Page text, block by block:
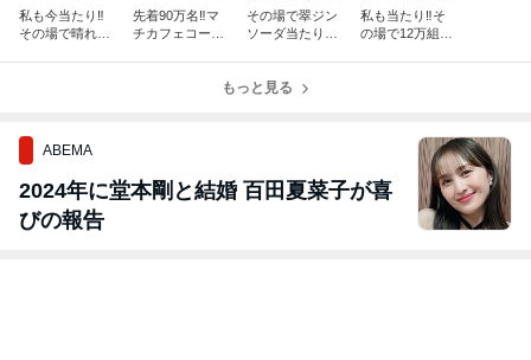
私も今当たり‼︎
その場で晴れ風
先着90万名‼︎マ
チカフェコーヒ
その場で翠ジン
ソーダ当たりま
私も当たり‼︎そ
の場で12万組24
もっと見る
ABEMA
2024年に堂本剛と結婚 百田夏菜子が喜
びの報告